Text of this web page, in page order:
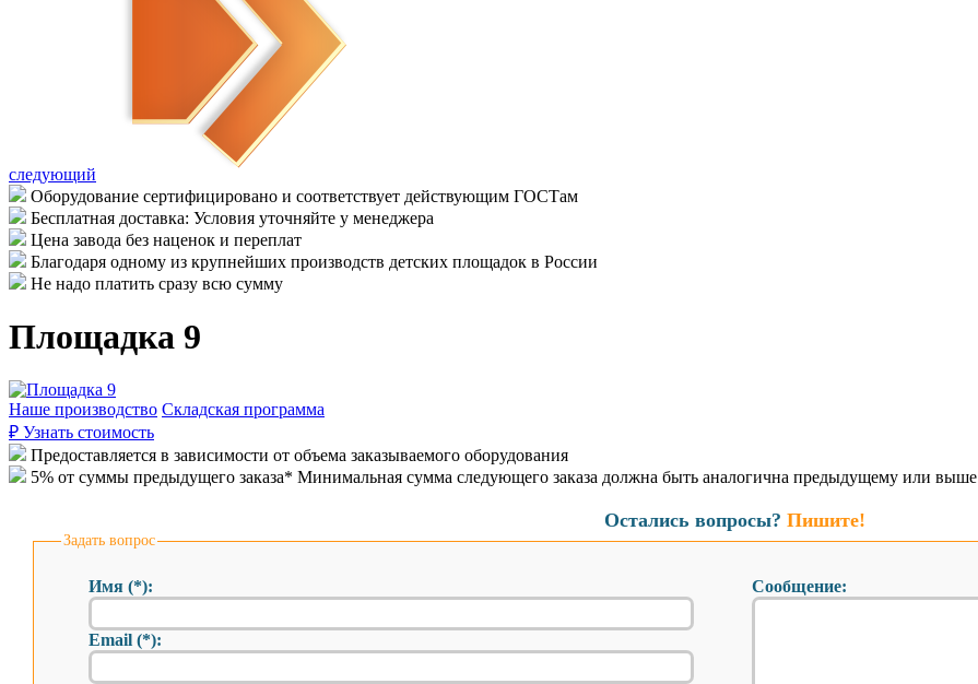
следующий
Оборудование сертифицировано и соответствует действующим ГОСТам
Бесплатная доставка: Условия уточняйте у менеджера
Цена завода без наценок и переплат
Благодаря одному из крупнейших производств детских площадок в России
Не надо платить сразу всю сумму
Площадка 9
Наше производство Складская программа
₽ Узнать стоимость
Предоставляется в зависимости от объема заказываемого оборудования
5% от суммы предыдущего заказа* Минимальная сумма следующего заказа должна быть аналогична предыдущему или выше
Остались вопросы? Пишите!
Задать вопрос
Имя (*):
Email (*):
Сообщение: